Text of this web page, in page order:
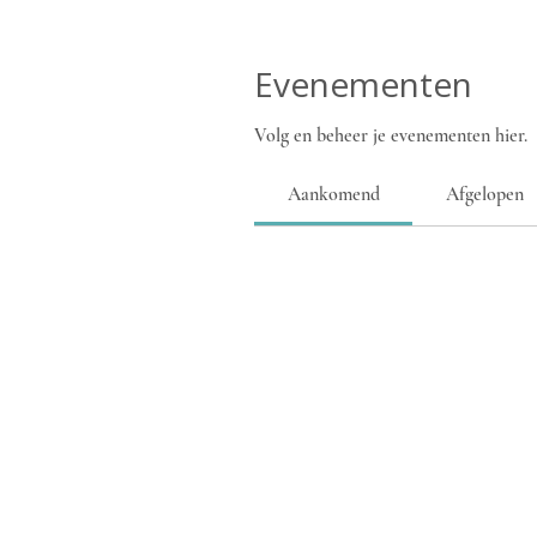
Evenementen
Volg en beheer je evenementen hier.
Aankomend Afgelopen